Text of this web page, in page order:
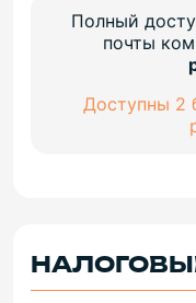
Полный
почты
Доступны 2